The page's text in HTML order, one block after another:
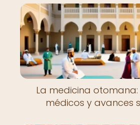
La medicina otomana:
médicos y avances